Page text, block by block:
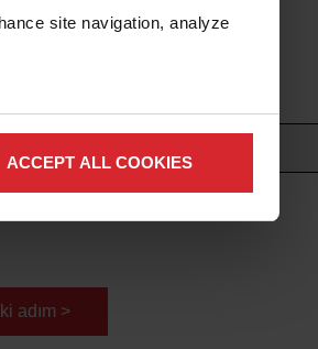
site navigation, analyze
ACCEPT ALL COOKIES
adım >